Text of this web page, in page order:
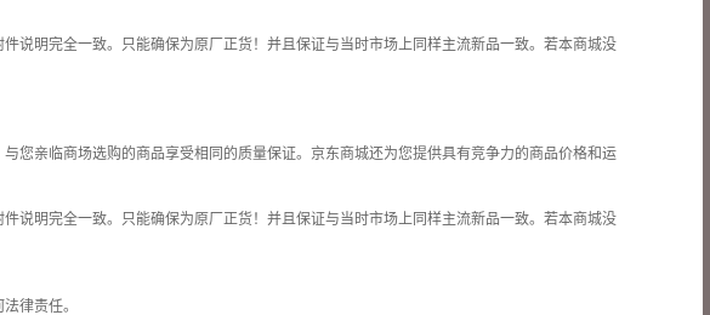
说明完全一致。只能确保为原厂正货！并且保证与当时市场上同样主流新品一致。若本商城没
您亲临商场选购的商品享受相同的质量保证。京东商城还为您提供具有竞争力的商品价格和运
说明完全一致。只能确保为原厂正货！并且保证与当时市场上同样主流新品一致。若本商城没
律责任。